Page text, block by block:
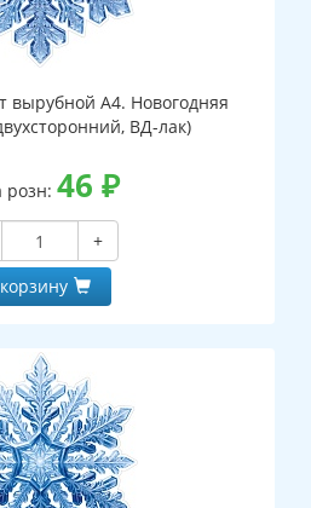
вырубной А4. Новогодняя
ВД-лак)
розн: 46 ₽
+